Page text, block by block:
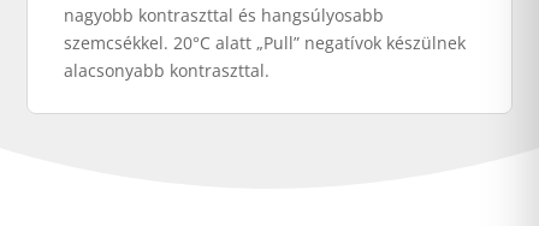
nagyobb kontraszttal és hangsúlyosabb
szemcsékkel. 20°C alatt „Pull” negatívok készülnek
alacsonyabb kontraszttal.